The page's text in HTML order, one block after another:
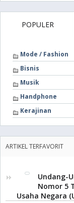
POPULER
Mode / Fashion
Bisnis
Musik
Handphone
Kerajinan
ARTIKEL TERFAVORIT
Undang-
Nomor 5
Usaha Negara